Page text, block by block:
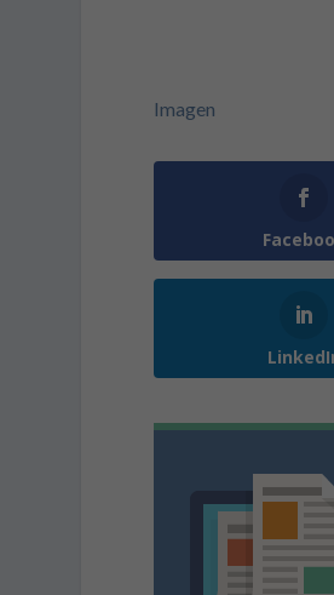
Imagen